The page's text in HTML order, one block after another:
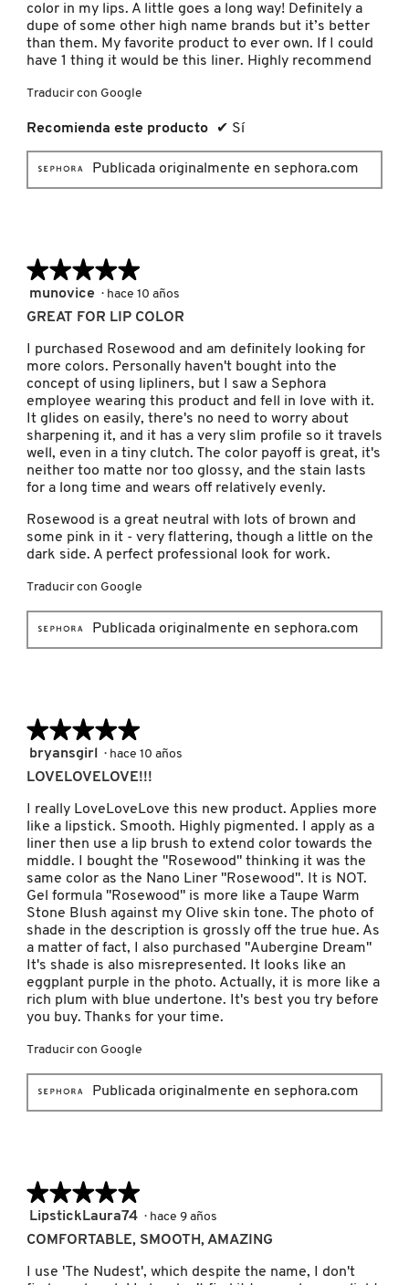
KIEHL’S
KYLIE JENNER FRAGRANCES
LANCÔME
LANEIGE
LAURA MERCIER
LILASH
LIVING PROOF
MAC COSMETICS
MAISON LOUIS MARIE
MARC JACOBS PERFUMES
MONTBLANC
MOROCCANOIL
MOSCHINO
NARS
NEST New York
NUDESTIX
color in my lips. A little goes a long way! Definitely a
dupe of some other high name brands but it’s better
than them. My favorite product to ever own. If I could
have 1 thing it would be this liner. Highly recommend
Traducir con Google
Recomienda este producto ✔ Sí
Publicada originalmente en sephora.com
★★★★★
★★★★★
5
de
estrellas.
munovice · hace 10 años
GREAT FOR LIP COLOR
I purchased Rosewood and am definitely looking for
more colors. Personally haven't bought into the
concept of using lipliners, but I saw a Sephora
employee wearing this product and fell in love with it.
It glides on easily, there's no need to worry about
sharpening it, and it has a very slim profile so it travels
well, even in a tiny clutch. The color payoff is great, it's
neither too matte nor too glossy, and the stain lasts
for a long time and wears off relatively evenly.
Rosewood is a great neutral with lots of brown and
some pink in it - very flattering, though a little on the
dark side. A perfect professional look for work.
Traducir con Google
Publicada originalmente en sephora.com
★★★★★
★★★★★
5
de
estrellas.
bryansgirl · hace 10 años
LOVELOVELOVE!!!
I really LoveLoveLove this new product. Applies more
like a lipstick. Smooth. Highly pigmented. I apply as a
liner then use a lip brush to extend color towards the
middle. I bought the "Rosewood" thinking it was the
same color as the Nano Liner "Rosewood". It is NOT.
Gel formula "Rosewood" is more like a Taupe Warm
Stone Blush against my Olive skin tone. The photo of
shade in the description is grossly off the true hue. As
a matter of fact, I also purchased "Aubergine Dream"
It's shade is also misrepresented. It looks like an
eggplant purple in the photo. Actually, it is more like a
rich plum with blue undertone. It's best you try before
you buy. Thanks for your time.
Traducir con Google
Publicada originalmente en sephora.com
★★★★★
★★★★★
de
estrellas.
LipstickLaura74 · hace 9 años
COMFORTABLE, SMOOTH, AMAZING
I use 'The Nudest', which despite the name, I don't